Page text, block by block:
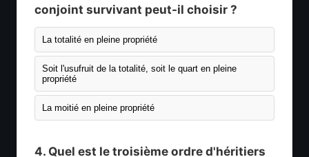
conjoint survivant peut-il choisir ?
La totalité en pleine propriété
Soit l'usufruit de la totalité, soit le quart en pleine
propriété
La moitié en pleine propriété
4. Quel est le troisième ordre d'héritiers